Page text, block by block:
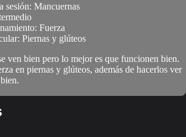
sesión: Mancuernas
Fuerza
Piernas y glúteos
ven bien pero lo mejor es que funcionen bien.
en piernas y glúteos, además de hacerlos ver